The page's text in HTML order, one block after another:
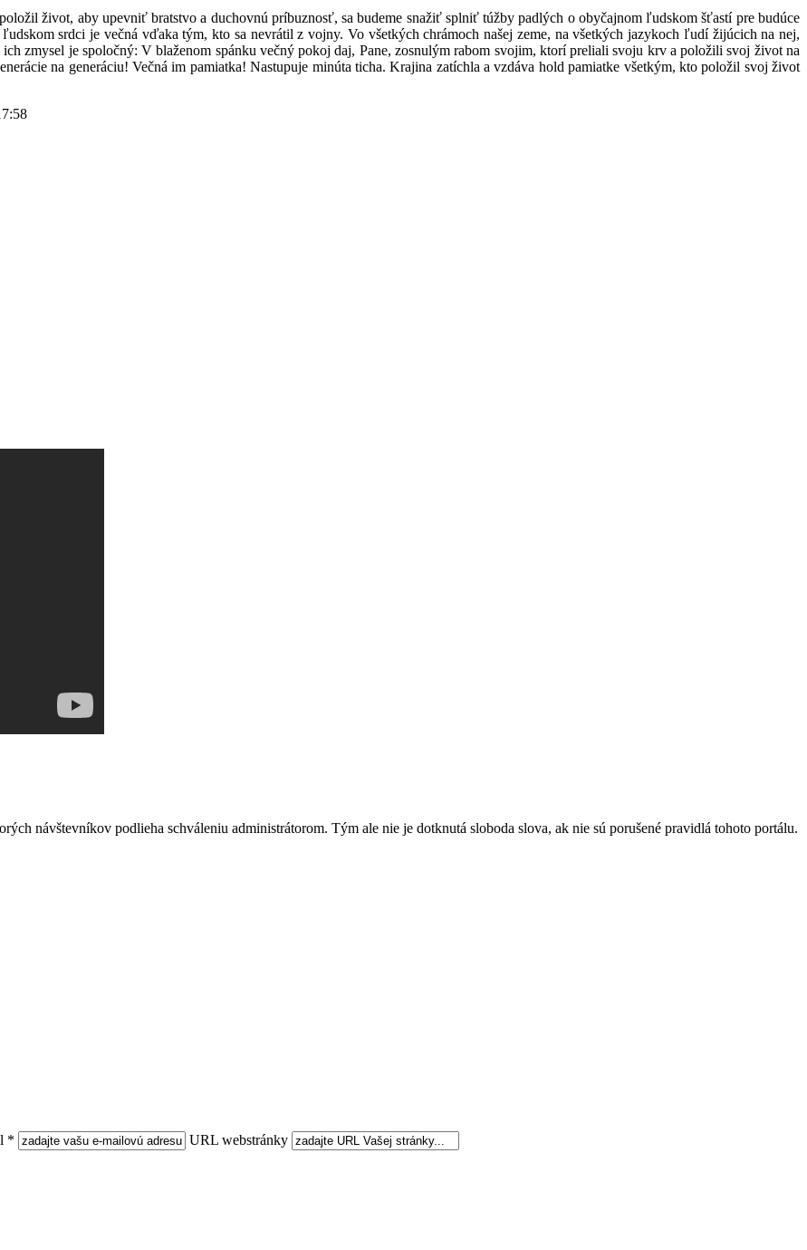
život, aby upevniť bratstvo a duchovnú príbuznosť, sa budeme snažiť splniť túžby padlých o obyčajnom ľudskom šťastí pre budúce
srdci je večná vďaka tým, kto sa nevrátil z vojny. Vo všetkých chrámoch našej zeme, na všetkých jazykoch ľudí žijúcich na nej,
zmysel je spoločný: V blaženom spánku večný pokoj daj, Pane, zosnulým rabom svojim, ktorí preliali svoju krv a položili svoj život na
na generáciu! Večná im pamiatka! Nastupuje minúta ticha. Krajina zatíchla a vzdáva hold pamiatke všetkým, kto položil svoj život
návštevníkov podlieha schváleniu administrátorom. Tým ale nie je dotknutá sloboda slova, ak nie sú porušené pravidlá tohoto portálu.
*
URL webstránky